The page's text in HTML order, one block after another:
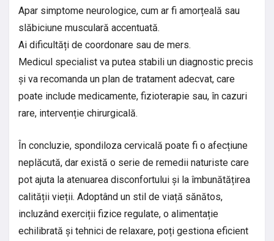
Apar simptome neurologice, cum ar fi amorțeală sau
slăbiciune musculară accentuată.
Ai dificultăți de coordonare sau de mers.
Medicul specialist va putea stabili un diagnostic precis
și va recomanda un plan de tratament adecvat, care
poate include medicamente, fizioterapie sau, în cazuri
rare, intervenție chirurgicală.
În concluzie, spondiloza cervicală poate fi o afecțiune
neplăcută, dar există o serie de remedii naturiste care
pot ajuta la atenuarea disconfortului și la îmbunătățirea
calității vieții. Adoptând un stil de viață sănătos,
incluzând exerciții fizice regulate, o alimentație
echilibrată și tehnici de relaxare, poți gestiona eficient